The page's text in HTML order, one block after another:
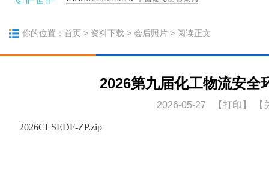
你的位置： 首页 > 资料下载 > 会后照片 > 阅读正文
2026第九届化工物流安全
2026-05-27 【打印 】
2026CLSEDF-ZP.zip